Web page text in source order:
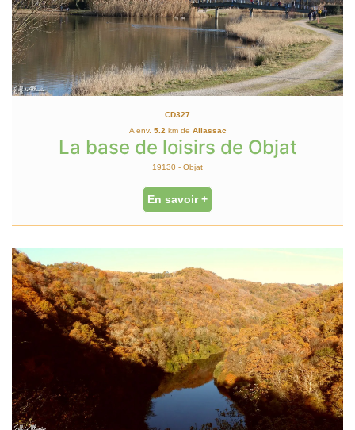
CD327
A env. 5.2 km de Allassac
La base de loisirs de Objat
19130 - Objat
En savoir +